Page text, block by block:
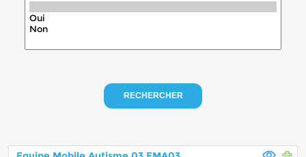
RECHERCHER